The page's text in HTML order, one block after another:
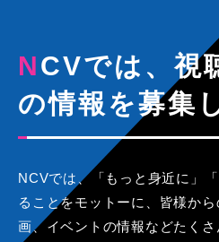
NCVでは、視聴者さまから
の情報を募集
NCVでは、「もっと身近に」
ることをモットーに、皆様か
画、イベントの情報などたく